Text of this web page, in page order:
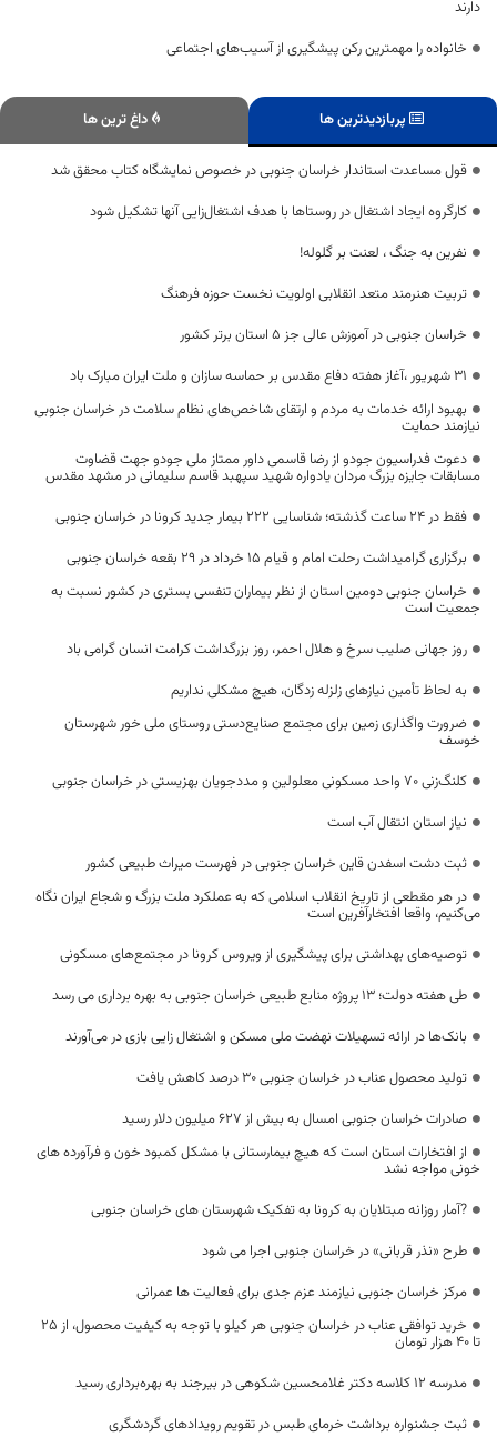
دارند
خانواده را مهمترین رکن پیشگیری از آسیب‌های اجتماعی
پربازدیدترین ها داغ ترین ها
قول مساعدت استاندار خراسان جنوبی در خصوص نمایشگاه کتاب محقق شد
کارگروه ایجاد اشتغال در روستاها با هدف اشتغال‌زایی آنها تشکیل شود
نفرین به جنگ ، لعنت بر گلوله!
تربیت هنرمند متعد انقلابی اولویت نخست حوزه فرهنگ
خراسان جنوبی در آموزش عالی جز ۵ استان برتر کشور
31 شهریور ،آغاز هفته دفاع مقدس بر حماسه سازان و ملت ایران مبارک باد
بهبود ارائه خدمات به مردم و ارتقای شاخص‌های نظام سلامت در خراسان جنوبی
نیازمند حمایت
دعوت فدراسیون جودو از رضا قاسمی داور ممتاز ملی جودو جهت قضاوت
مسابقات جایزه بزرگ مردان یادواره شهید سپهبد قاسم سلیمانی در مشهد مقدس
فقط در 24 ساعت گذشته؛ شناسایی 222 بیمار جدید کرونا در خراسان جنوبی
برگزاری گرامیداشت رحلت امام و قیام ۱۵ خرداد در ۲۹ بقعه خراسان جنوبی
خراسان جنوبی دومین استان از نظر بیماران تنفسی بستری در کشور نسبت به
جمعیت است
روز جهانی صلیب سرخ و هلال احمر، روز بزرگداشت کرامت انسان گرامی باد
به لحاظ تأمین نیازهای زلزله زدگان، هیچ مشکلی نداریم
ضرورت واگذاری زمین برای مجتمع صنایع‌دستی روستای ملی خور شهرستان
خوسف
کلنگ‌زنی 70 واحد مسکونی معلولین و مددجویان بهزیستی در خراسان جنوبی
نیاز استان انتقال آب است
ثبت دشت اسفدن قاین خراسان جنوبی در فهرست میراث طبیعی کشور
در هر مقطعی از تاریخ انقلاب اسلامی که به عملکرد ملت بزرگ و شجاع ایران نگاه
می‌کنیم، واقعا افتخارآفرین است
توصیه‌های بهداشتی برای پیشگیری از ویروس کرونا در مجتمع‌های مسکونی
طی هفته دولت؛ ۱۳ پروژه منابع طبیعی خراسان جنوبی به بهره برداری می رسد
بانک‌ها در ارائه تسهیلات نهضت ملی مسکن و اشتغال زایی بازی در می‌آورند
تولید محصول عناب در خراسان جنوبی ۳۰ درصد کاهش یافت
صادرات خراسان جنوبی امسال به بیش از ۶۲۷ میلیون دلار رسید
از افتخارات استان است که هیچ بیمارستانی با مشکل کمبود خون و فرآورده‌ های
خونی مواجه نشد
?آمار روزانه مبتلایان به کرونا به تفکیک شهرستان های خراسان جنوبی
طرح «نذر قربانی» در خراسان جنوبی اجرا می شود
مرکز خراسان جنوبی نیازمند عزم جدی برای فعالیت ها عمرانی
خرید توافقی عناب در خراسان جنوبی هر کیلو با توجه به کیفیت محصول، از ۲۵
تا ۴۰ هزار تومان
مدرسه ۱۲ کلاسه دکتر غلامحسین شکوهی در بیرجند به بهره‌برداری رسید
ثبت جشنواره برداشت خرمای طبس در تقویم رویدادهای گردشگری